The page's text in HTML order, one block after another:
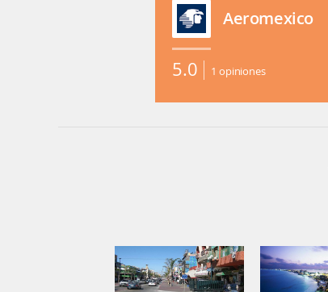
Aeromexico
5.0 1 opiniones